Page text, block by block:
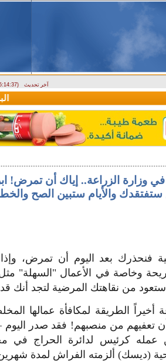
آخر تحديث
البنك
وزارة الزراعة.. إياك أن تمرض!
والأيام ستبين الصح
فنحذرك بعد اليوم أن تمرض،
وخاصة في الأعمال "السهلة" مثل
ستعود من نقاهتك المرضية لتجد
الطريقة لمكافأة عمالها
من منصبهم! فقد صدر اليوم
عمله كرئيس لدائرة الحراج
(ديسك) ألزمته الفراش لمدة شهرين